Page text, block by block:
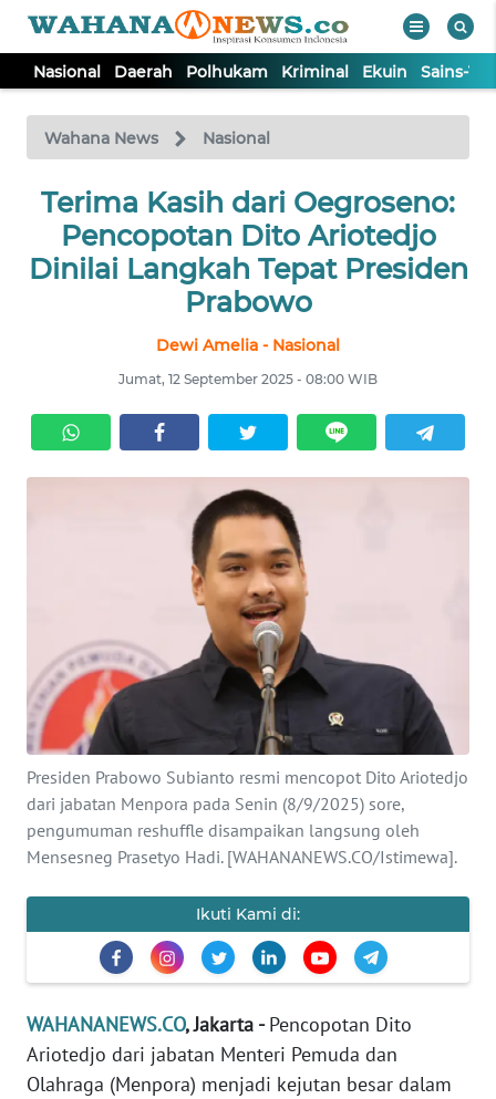
Nasional Daerah Polhukam Kriminal Ekuin Sains-
Wahana News Nasional
Terima Kasih dari Oegroseno:
Pencopotan Dito Ariotedjo
Dinilai Langkah Tepat Presiden
Prabowo
Dewi Amelia - Nasional
Jumat, 12 September 2025 - 08:00 WIB
Presiden Prabowo Subianto resmi mencopot Dito Ariotedjo
dari jabatan Menpora pada Senin (8/9/2025) sore,
pengumuman reshuffle disampaikan langsung oleh
Mensesneg Prasetyo Hadi. [WAHANANEWS.CO/Istimewa].
Ikuti Kami di:
WAHANANEWS.CO, Jakarta -Pencopotan Dito
Ariotedjo dari jabatan Menteri Pemuda dan
Olahraga (Menpora) menjadi kejutan besar dalam
TV
Tutup
NASIONAL
DAERAH
EKUIN
SERBA-SERBI
PENDIDIKAN
OLAHRAGA
EDITORIAL
INDEKS